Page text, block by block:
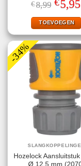
€8,99 prijs
was:
€8,99.
5,95
TOEVOEGEN
-34%
Hozelock
Ø 12.5 mm